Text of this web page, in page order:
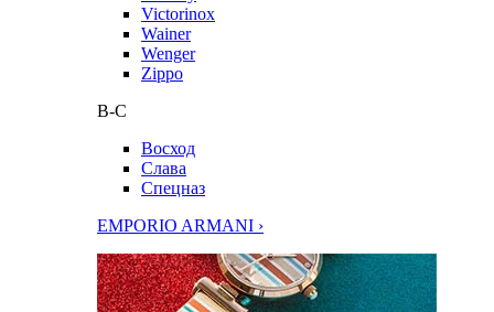
Victorinox
Wainer
Wenger
Zippo
В-С
Восход
Слава
Спецназ
EMPORIO ARMANI ›